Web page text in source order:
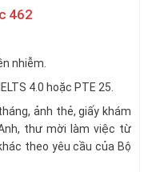
462
nhiễm.
4.0 hoặc PTE 25.
ảnh thẻ, giấy khám
thư mời làm việc từ
theo yêu cầu của Bộ